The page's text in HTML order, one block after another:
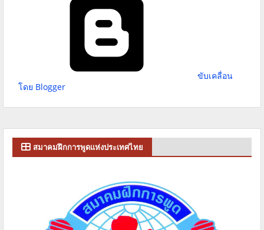
ขับเคลื่อน
โดย Blogger
สมาคมฝึกการพูดแห่งประเทศไทย